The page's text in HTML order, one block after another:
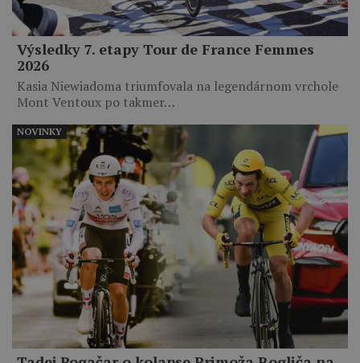
Výsledky 7. etapy Tour de France Femmes
2026
Kasia Niewiadoma triumfovala na legendárnom vrchole
Mont Ventoux po takmer…
NOVINKY